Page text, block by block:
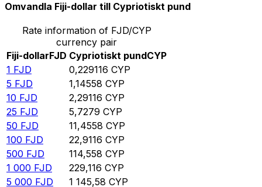
Omvandla Fiji-dollar till Cypriotiskt pund
Rate information of FJD/CYP
currency pair
Fiji-dollarFJD Cypriotiskt pundCYP
1 FJD 0,229116 CYP
5 FJD 1,14558 CYP
10 FJD 2,29116 CYP
25 FJD 5,7279 CYP
50 FJD 11,4558 CYP
100 FJD 22,9116 CYP
500 FJD 114,558 CYP
1 000 FJD 229,116 CYP
5 000 FJD 1 145,58 CYP